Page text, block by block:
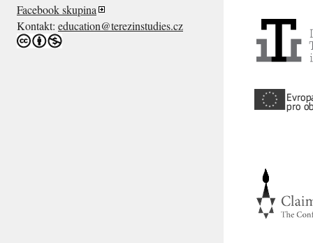
Facebook skupina
Kontakt: education@terezinstudies.cz